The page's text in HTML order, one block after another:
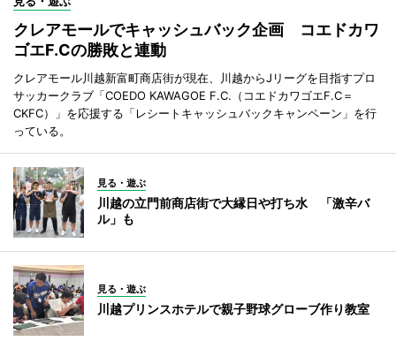
クレアモールでキャッシュバック企画 コエドカワ
ゴエF.Cの勝敗と連動
クレアモール川越新富町商店街が現在、川越からJリーグを目指すプロ
サッカークラブ「COEDO KAWAGOE F.C.（コエドカワゴエF.C＝
CKFC）」を応援する「レシートキャッシュバックキャンペーン」を行
っている。
見る・遊ぶ
川越の立門前商店街で大縁日や打ち水 「激辛バ
ル」も
見る・遊ぶ
川越プリンスホテルで親子野球グローブ作り教室